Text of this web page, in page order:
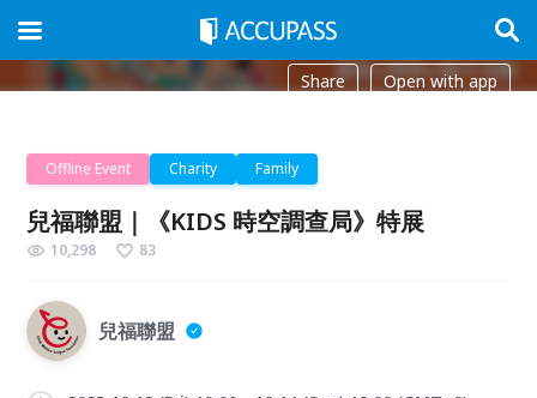
Share Open with app
Offline Event Charity Family
兒福聯盟｜《KIDS 時空調查局》特展
10,298 83
兒福聯盟